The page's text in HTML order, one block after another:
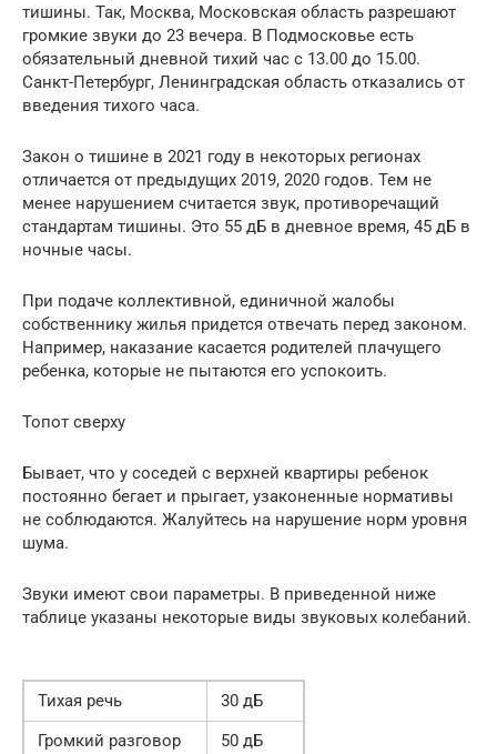
тишины. Так, Москва, Московская область разрешают
громкие звуки до 23 вечера. В Подмосковье есть
обязательный дневной тихий час с 13.00 до 15.00.
Санкт-Петербург, Ленинградская область отказались от
введения тихого часа.
Закон о тишине в 2021 году в некоторых регионах
отличается от предыдущих 2019, 2020 годов. Тем не
менее нарушением считается звук, противоречащий
стандартам тишины. Это 55 дБ в дневное время, 45 дБ в
ночные часы.
При подаче коллективной, единичной жалобы
собственнику жилья придется отвечать перед законом.
Например, наказание касается родителей плачущего
ребенка, которые не пытаются его успокоить.
Топот сверху
Бывает, что у соседей с верхней квартиры ребенок
постоянно бегает и прыгает, узаконенные нормативы
не соблюдаются. Жалуйтесь на нарушение норм уровня
шума.
Звуки имеют свои параметры. В приведенной ниже
таблице указаны некоторые виды звуковых колебаний.
Тихая речь
30 дБ
Громкий разговор
50 дБ